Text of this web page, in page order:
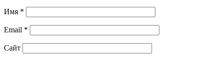
Имя *
Email *
Сайт